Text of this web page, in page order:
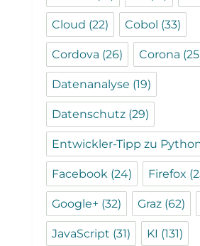
Cloud (22) Cobol (33)
Cordova (26) Corona
Datenanalyse (19)
Datenschutz (29)
Entwickler-Tipp zu
Facebook (24) Firefox
Google+ (32) Graz (62)
JavaScript (31) KI (131)